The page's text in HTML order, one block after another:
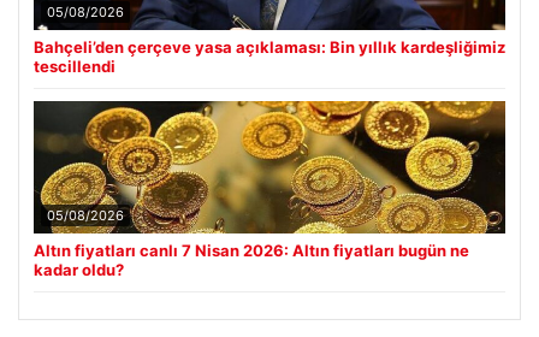
05/08/2026
Bahçeli’den çerçeve yasa açıklaması: Bin yıllık kardeşliğimiz
tescillendi
05/08/2026
Altın fiyatları canlı 7 Nisan 2026: Altın fiyatları bugün ne
kadar oldu?